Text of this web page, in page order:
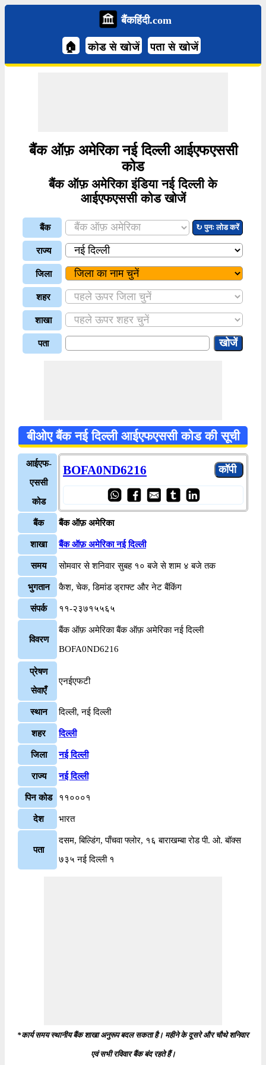
बैंकहिंदी.com
🏠 कोड से खोजें पता से खोजें
बैंक ऑफ़ अमेरिका नई दिल्ली आईएफएससी
कोड
बैंक ऑफ़ अमेरिका इंडिया नई दिल्ली के
आईएफएससी कोड खोजें
बैंक ↻ पुनः लोड करें
राज्य
जिला
शहर
शाखा
पता
बीओए बैंक नई दिल्ली आईएफएससी कोड की सूची
आईएफ-
एससी
कोड
BOFA0ND6216
बैंक बैंक ऑफ़ अमेरिका
शाखा बैंक ऑफ़ अमेरिका नई दिल्ली
समय सोमवार से शनिवार सुबह १० बजे से शाम ४ बजे तक
भुगतान कैश, चेक, डिमांड ड्राफ्ट और नेट बैंकिंग
संपर्क ११-२३७१५५६५
विवरण
बैंक ऑफ़ अमेरिका बैंक ऑफ़ अमेरिका नई दिल्ली
BOFA0ND6216
प्रेषण
सेवाएँ
एनईएफटी
स्थान दिल्ली, नई दिल्ली
शहर दिल्ली
जिला नई दिल्ली
राज्य नई दिल्ली
पिन कोड ११०००१
देश भारत
पता
दसम, बिल्डिंग, पाँचवा फ्लोर, १६ बाराखम्बा रोड पी. ओ. बॉक्स
७३५ नई दिल्ली १
*कार्य समय स्थानीय बैंक शाखा अनुरूप बदल सकता है। महीने के दूसरे और चौथे शनिवार
एवं सभी रविवार बैंक बंद रहते हैं।